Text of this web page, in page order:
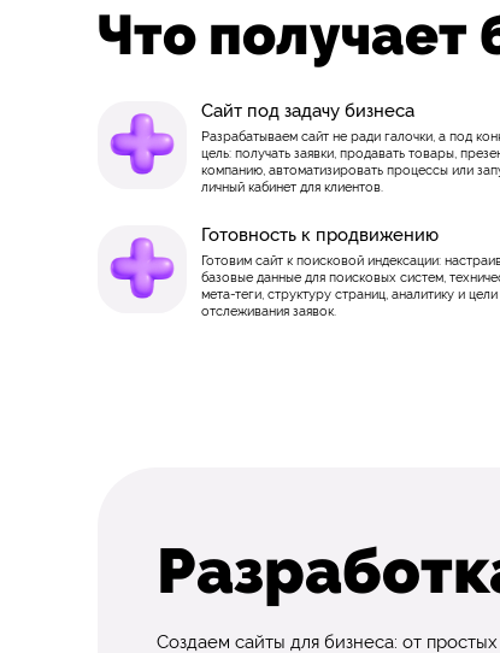
Что получает
Сайт под задачу бизнеса
Разрабатываем сайт не ради галочки, а под
цель: получать заявки, продавать товары,
компанию, автоматизировать процессы или
личный кабинет для клиентов.
Готовность к продвижению
Готовим сайт к поисковой индексации:
базовые данные для поисковых систем,
мета-теги, структуру страниц, аналитику и цели
отслеживания заявок.
Создаем сайты для бизнеса: от